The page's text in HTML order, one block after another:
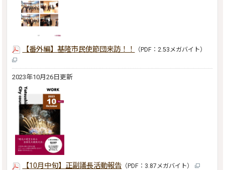
【番外編】基隆市民使節団来訪！！ （PDF：2.53メガバイト）
2023年10月26日更新
【10月中旬】正副議長活動報告 （PDF：3.87メガバイト）